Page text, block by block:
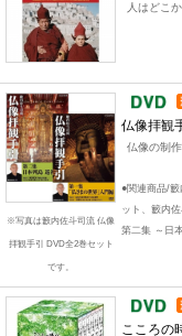
人はどこ
※写真は籔内佐斗司流 仏像
拝観手引 DVD全2巻セット
です。
仏像拝観
仏像の制
●関連商品/
ット、籔内
第二集 ～日
こころの